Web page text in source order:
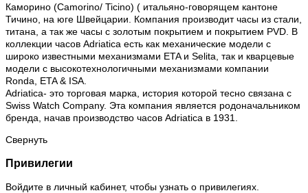
Каморино (Camorino/ Ticino) ( итальяно-говорящем кантоне
Тичино, на юге Швейцарии. Компания производит часы из стали,
титана, а так же часы с золотым покрытием и покрытием PVD. В
коллекции часов Adriatica есть как механические модели с
широко известными механизмами ETA и Selita, так и кварцевые
модели с высокотехнологичными механизмами компании
Ronda, ETA & ISA.
Adriatica- это торговая марка, история которой тесно связана с
Swiss Watch Company. Эта компания является родоначальником
бренда, начав производство часов Adriatica в 1931.
Свернуть
Привилегии
Войдите в личный кабинет, чтобы узнать о привилегиях.